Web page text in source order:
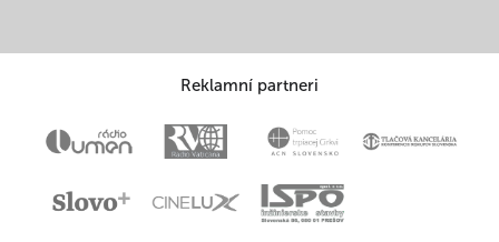
Reklamní partneri